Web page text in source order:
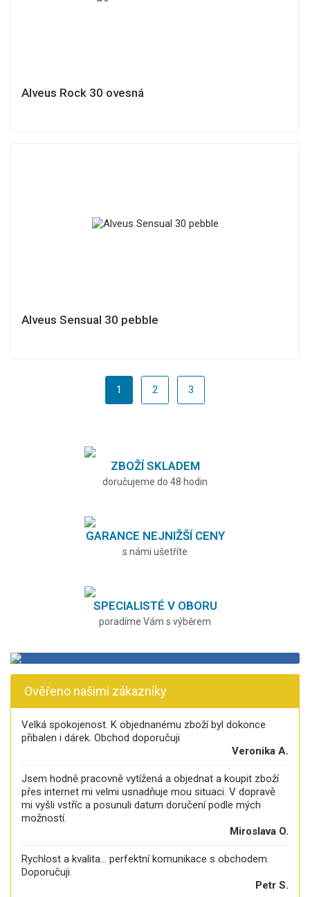
Alveus Rock 30 ovesná
Alveus Sensual 30 pebble
1 2 3
ZBOŽÍ SKLADEM
doručujeme do 48 hodin
GARANCE NEJNIŽŠÍ CENY
s námi ušetříte
SPECIALISTÉ V OBORU
poradíme Vám s výběrem
Ověřeno našimi zákazníky
Velká spokojenost. K objednanému zboží byl dokonce
přibalen i dárek. Obchod doporučuji
Veronika A.
Jsem hodně pracovně vytížená a objednat a koupit zboží
přes internet mi velmi usnadňuje mou situaci. V dopravě
mi vyšli vstříc a posunuli datum doručení podle mých
možností.
Miroslava O.
Rychlost a kvalita... perfektní komunikace s obchodem.
Doporučuji.
Petr S.